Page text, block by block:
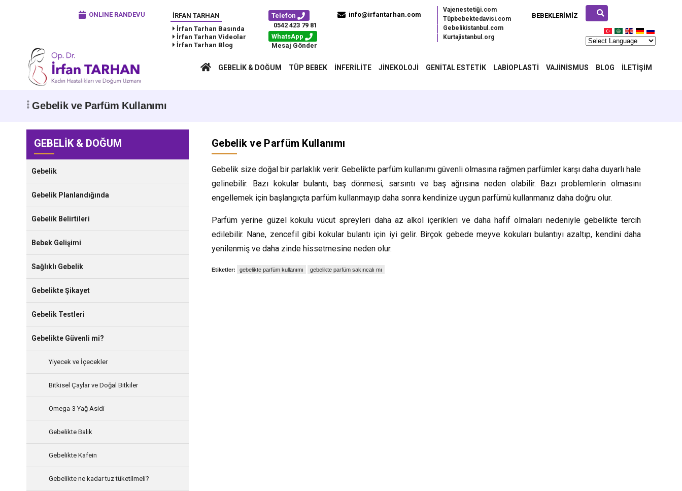
ONLINE RANDEVU
İRFAN TARHAN
İrfan Tarhan Basında
İrfan Tarhan Videolar
İrfan Tarhan Blog
BEBEKLERIMIZ
Vajenestetiği.com
Tüpbebektedavisi.com
Gebelikistanbul.com
Kurtajistanbul.org
Telefon
0542 423 79 81
WhatsApp
Mesaj Gönder
info@irfantarhan.com
GEBELIK & DOĞUM TÜP BEBEK İNFERILITE JINEKOLOJI GENITAL ESTETIK LABIOPLASTI VAJINISMUS BLOG İLETIŞIM
Gebelik ve Parfüm Kullanımı
GEBELİK & DOĞUM
Gebelik
Gebelik Planlandığında
Gebelik Belirtileri
Bebek Gelişimi
Sağlıklı Gebelik
Gebelikte Şikayet
Gebelik Testleri
Gebelikte Güvenli mi?
Yiyecek ve İçecekler
Bitkisel Çaylar ve Doğal Bitkiler
Omega-3 Yağ Asidi
Gebelikte Balık
Gebelikte Kafein
Gebelikte ne kadar tuz tüketilmeli?
Gebelik ve Parfüm Kullanımı
Gebelik size doğal bir parlaklık verir. Gebelikte parfüm kullanımı güvenli olmasına rağmen parfümler karşı daha duyarlı hale
gelinebilir. Bazı kokular bulantı, baş dönmesi, sarsıntı ve baş ağrısına neden olabilir. Bazı problemlerin olmasını
engellemek için başlangıçta parfüm kullanmayıp daha sonra kendinize uygun parfümü kullanmanız daha doğru olur.
Parfüm yerine güzel kokulu vücut spreyleri daha az alkol içerikleri ve daha hafif olmaları nedeniyle gebelikte tercih
edilebilir. Nane, zencefil gibi kokular bulantı için iyi gelir. Birçok gebede meyve kokuları bulantıyı azaltıp, kendini daha
yenilenmiş ve daha zinde hissetmesine neden olur.
Etiketler: gebelikte parfüm kullanımı gebelikte parfüm sakıncalı mı